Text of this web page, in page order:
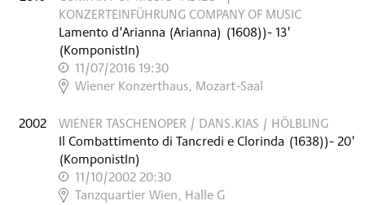
KONZERTEINFÜHRUNG COMPANY OF MUSIC
Lamento d'Arianna (Arianna) (1608))- 13'
(KomponistIn)
11/07/2016 19:30
,
Wiener Konzerthaus, Mozart-Saal
2002
WIENER TASCHENOPER / DANS.KIAS / HÖLBLING
Il Combattimento di Tancredi e Clorinda (1638))- 20'
(KomponistIn)
11/10/2002 20:30
,
Tanzquartier Wien, Halle G